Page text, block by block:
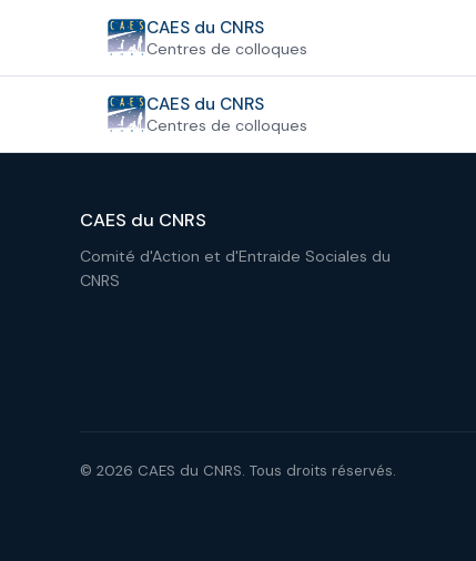
CAES du CNRS
Centres de colloques
contenu
CAES du CNRS
Centres de colloques
CAES du CNRS
Comité d'Action et d'Entraide Sociales du
CNRS
© 2026 CAES du CNRS. Tous droits réservés.